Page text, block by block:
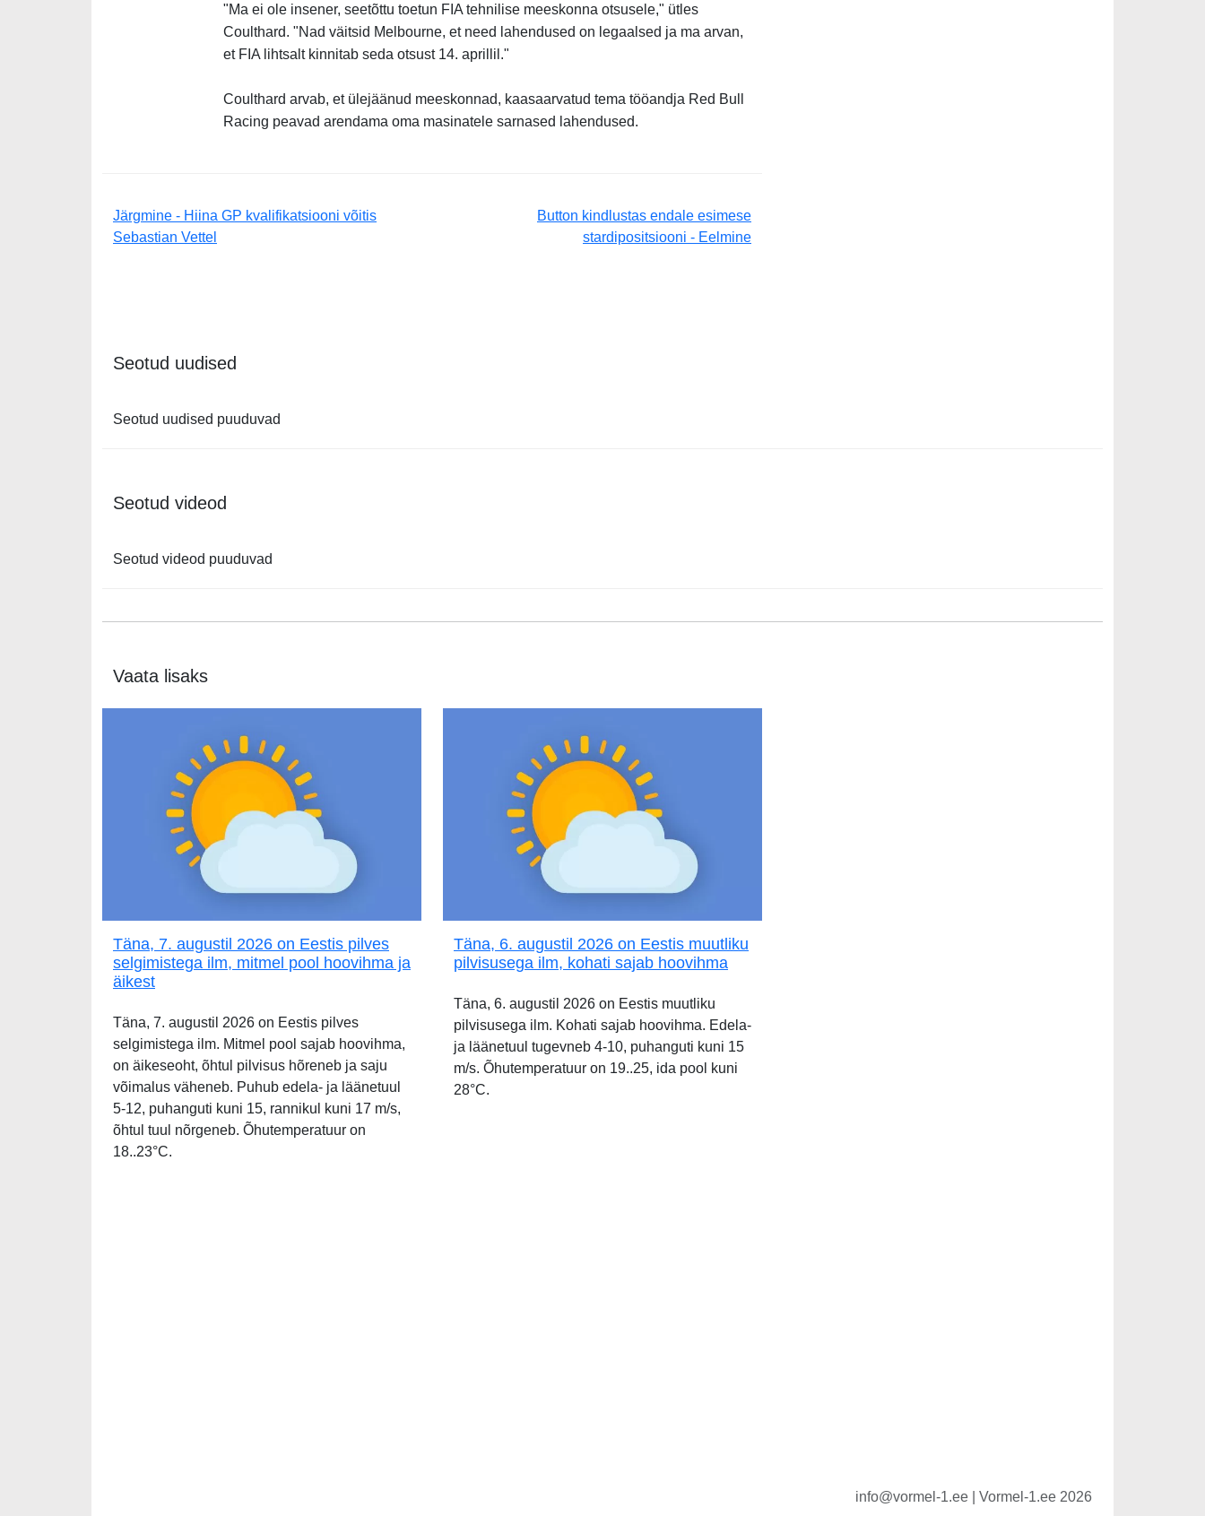
"Ma ei ole insener, seetõttu toetun FIA tehnilise meeskonna otsusele," ütles
Coulthard. "Nad väitsid Melbourne, et need lahendused on legaalsed ja ma arvan,
et FIA lihtsalt kinnitab seda otsust 14. aprillil."
Coulthard arvab, et ülejäänud meeskonnad, kaasaarvatud tema tööandja Red Bull
Racing peavad arendama oma masinatele sarnased lahendused.
Järgmine - Hiina GP kvalifikatsiooni võitis
Sebastian Vettel
Button kindlustas endale esimese
stardipositsiooni - Eelmine
Seotud uudised
Seotud uudised puuduvad
Seotud videod
Seotud videod puuduvad
Vaata lisaks
Täna, 7. augustil 2026 on Eestis pilves
selgimistega ilm, mitmel pool hoovihma ja
äikest
Täna, 7. augustil 2026 on Eestis pilves
selgimistega ilm. Mitmel pool sajab hoovihma,
on äikeseoht, õhtul pilvisus hõreneb ja saju
võimalus väheneb. Puhub edela- ja läänetuul
5-12, puhanguti kuni 15, rannikul kuni 17 m/s,
õhtul tuul nõrgeneb. Õhutemperatuur on
18..23°C.
Täna, 6. augustil 2026 on Eestis muutliku
pilvisusega ilm, kohati sajab hoovihma
Täna, 6. augustil 2026 on Eestis muutliku
pilvisusega ilm. Kohati sajab hoovihma. Edela-
ja läänetuul tugevneb 4-10, puhanguti kuni 15
m/s. Õhutemperatuur on 19..25, ida pool kuni
28°C.
info@vormel-1.ee | Vormel-1.ee 2026